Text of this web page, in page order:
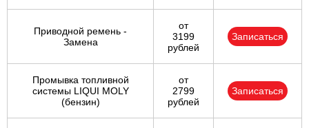
Приводной ремень -
Замена
от
3199
рублей
Записаться
Промывка топливной
системы LIQUI MOLY
(бензин)
от
2799
рублей
Записаться